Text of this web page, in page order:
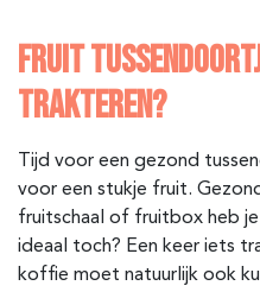
FRUIT
TRAKTEREN?
Tijd voor een gezond
voor een stukje fruit.
fruitschaal of fruitbox heb
ideaal toch? Een keer iets
koffie moet natuurlijk ook